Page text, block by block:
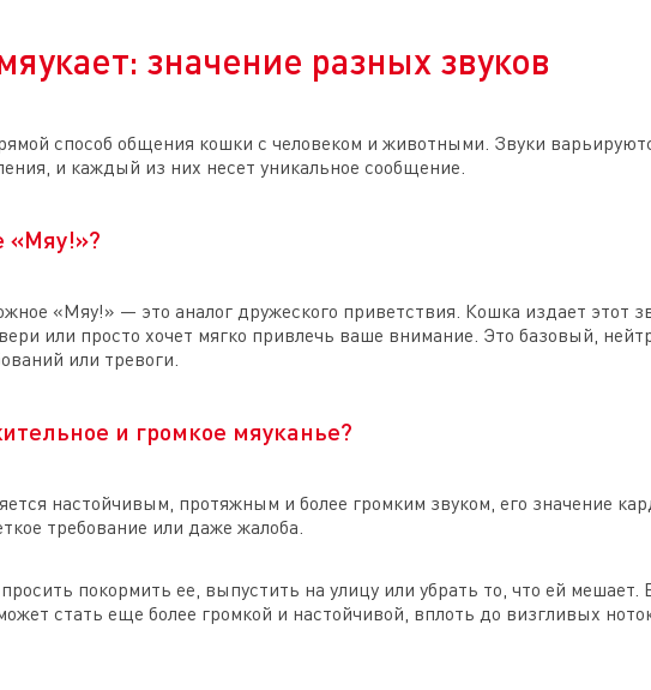
значение разных звуков
способ общения кошки с человеком и животными. Звуки
и каждый из них несет уникальное сообщение.
«Мяу!»?
«Мяу!» — это аналог дружеского приветствия. Кошка издает этот
или просто хочет мягко привлечь ваше внимание. Это базовый,
или тревоги.
и громкое мяуканье?
настойчивым, протяжным и более громким звуком, его значение
требование или даже жалоба.
покормить ее, выпустить на улицу или убрать то, что ей мешает.
стать еще более громкой и настойчивой, вплоть до визгливых